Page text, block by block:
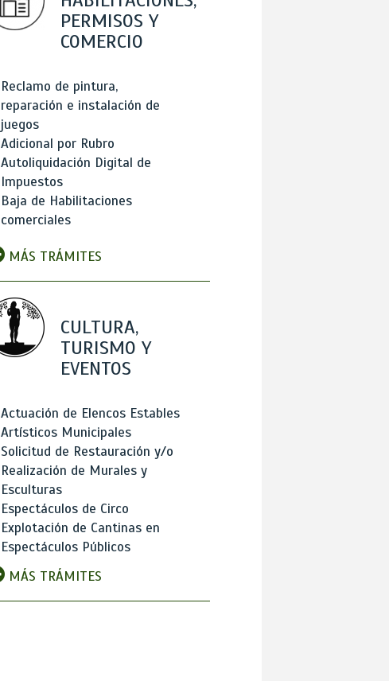
PERMISOS Y
COMERCIO
Reclamo de pintura,
reparación e instalación de
juegos
Adicional por Rubro
Autoliquidación Digital de
Impuestos
Baja de Habilitaciones
comerciales
MÁS TRÁMITES
CULTURA,
TURISMO Y
EVENTOS
Actuación de Elencos Estables
Artísticos Municipales
Solicitud de Restauración y/o
Realización de Murales y
Esculturas
Espectáculos de Circo
Explotación de Cantinas en
Espectáculos Públicos
MÁS TRÁMITES